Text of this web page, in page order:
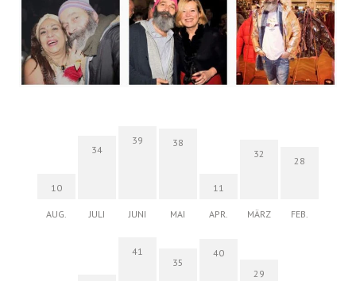
10
AUG.
34
JULI
39
JUNI
38
MAI
11
APR.
32
MÄRZ
28
FEB.
41
35
40
29